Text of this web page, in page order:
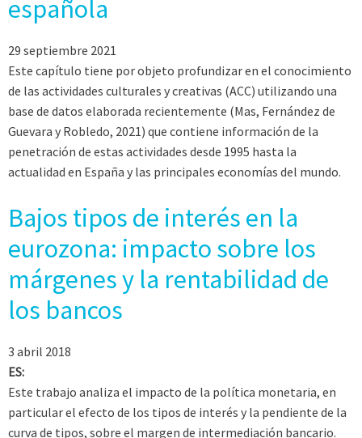
española
29 septiembre 2021
Este capítulo tiene por objeto profundizar en el conocimiento
de las actividades culturales y creativas (ACC) utilizando una
base de datos elaborada recientemente (Mas, Fernández de
Guevara y Robledo, 2021) que contiene información de la
penetración de estas actividades desde 1995 hasta la
actualidad en España y las principales economías del mundo.
Bajos tipos de interés en la
eurozona: impacto sobre los
márgenes y la rentabilidad de
los bancos
3 abril 2018
ES:
Este trabajo analiza el impacto de la política monetaria, en
particular el efecto de los tipos de interés y la pendiente de la
curva de tipos, sobre el margen de intermediación bancario.